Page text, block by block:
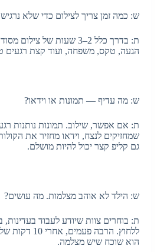
ש: כמה זמן צריך לצילום כדי שלא
ת: בדרך כלל 2–3 שעות של
הגעה, טקס, משפחה, ועוד קצת רגעים
ש: מה עדיף — תמונות או וידאו?
ת: אם אפשר, שילוב. תמונות נותנות
שמחזיקים לנצח, וידאו מחזיר את
גם קליפ קצר יכול להיות מושלם.
ש: הילד לא אוהב מצלמות. מה עושים?
ת: בוחרים צוות שיודע לעבוד בעדינות,
ללחוץ. הרבה
הוא שוכח שיש מצלמה.